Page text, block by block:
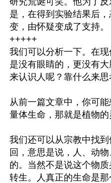
是，在得到实验结果后
变，由怀疑变成了支持。
+++++
我们可以分析一下。在
是没有眼睛的，更没有
来认识人呢？靠什么来思
从前一篇文章中，你可
量体生命，那就是植物的
我们还可以从宗教中找
回，意思是说，人、动
的。当然不是说这个物
转生。人真正的生命是